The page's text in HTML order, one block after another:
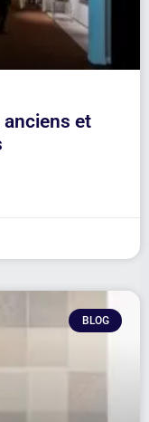
anciens et
BLOG